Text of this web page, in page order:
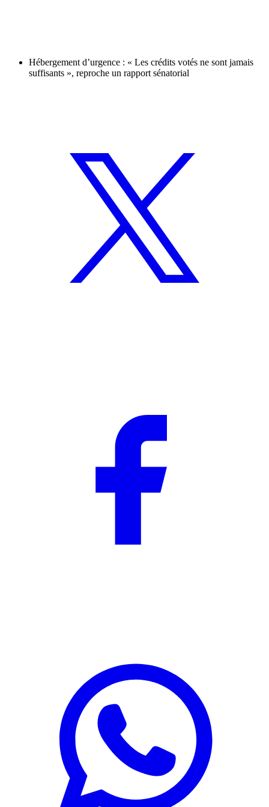
Hébergement d’urgence : « Les crédits votés ne sont jamais
suffisants », reproche un rapport sénatorial